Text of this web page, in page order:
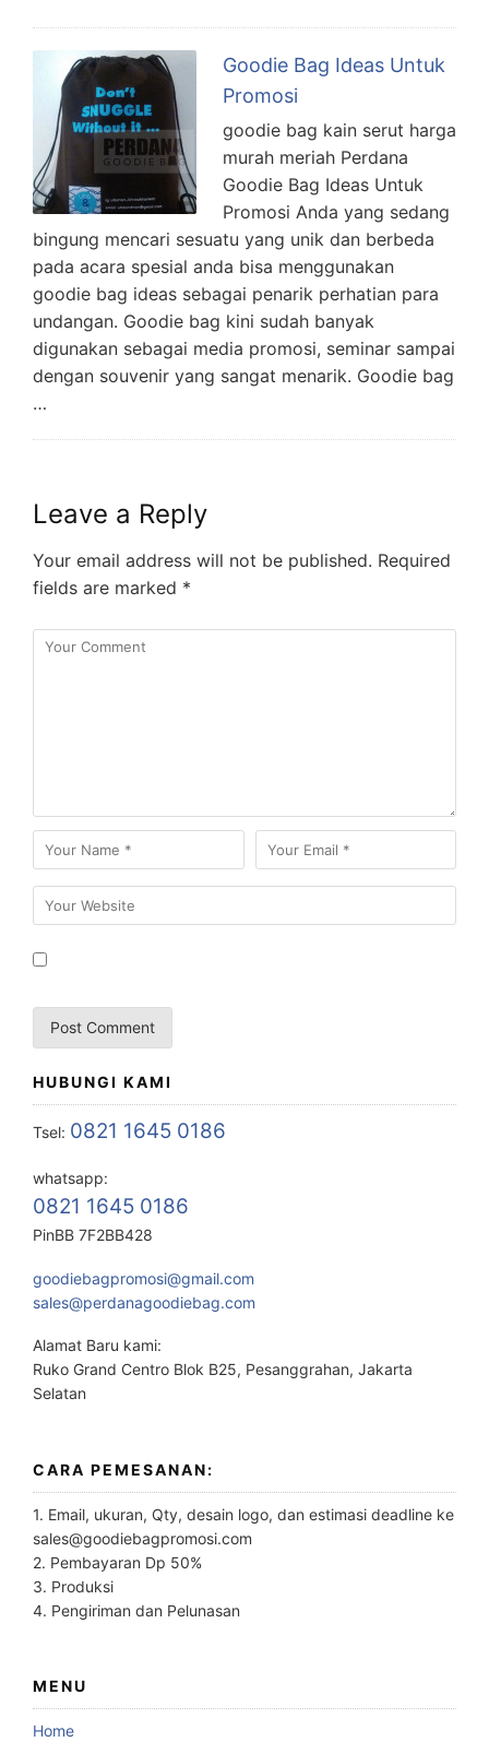
Goodie Bag Ideas Untuk
Promosi
goodie bag kain serut harga
murah meriah Perdana
Goodie Bag Ideas Untuk
Promosi Anda yang sedang
bingung mencari sesuatu yang unik dan berbeda
pada acara spesial anda bisa menggunakan
goodie bag ideas sebagai penarik perhatian para
undangan. Goodie bag kini sudah banyak
digunakan sebagai media promosi, seminar sampai
dengan souvenir yang sangat menarik. Goodie bag
…
Leave a Reply
Your email address will not be published. Required
fields are marked *
HUBUNGI KAMI
Tsel: 0821 1645 0186
whatsapp:
0821 1645 0186
PinBB 7F2BB428
goodiebagpromosi@gmail.com
sales@perdanagoodiebag.com
Alamat Baru kami:
Ruko Grand Centro Blok B25, Pesanggrahan, Jakarta
Selatan
CARA PEMESANAN:
1. Email, ukuran, Qty, desain logo, dan estimasi deadline ke
sales@goodiebagpromosi.com
2. Pembayaran Dp 50%
3. Produksi
4. Pengiriman dan Pelunasan
MENU
Home